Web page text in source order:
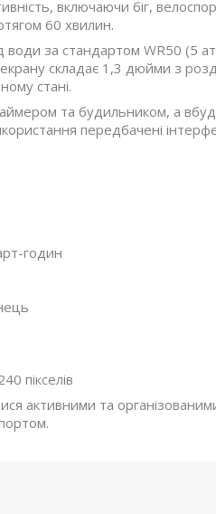
включаючи біг,
60 хвилин.
води за стандартом WR50 (5
складає 1,3 дюйми з
стані.
та будильником, а
передбачені
годин
пікселів
активними та